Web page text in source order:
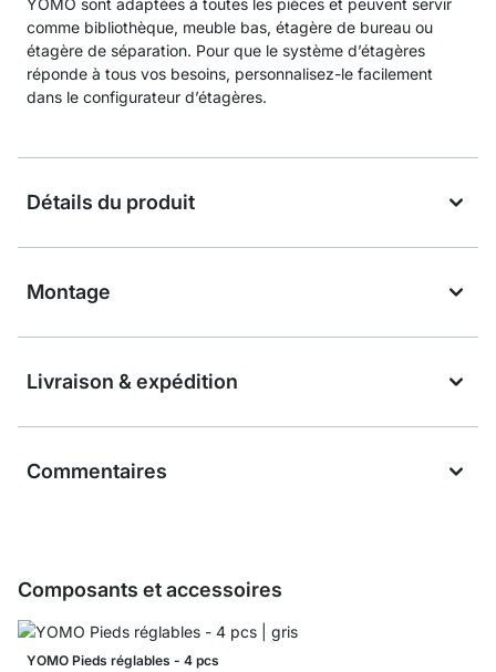
YOMO sont adaptées à toutes les pièces et peuvent servir
comme bibliothèque, meuble bas, étagère de bureau ou
étagère de séparation. Pour que le système d’étagères
réponde à tous vos besoins, personnalisez-le facilement
dans le configurateur d’étagères.
Détails du produit
Montage
Livraison & expédition
Commentaires
Composants et accessoires
YOMO Pieds réglables - 4 pcs